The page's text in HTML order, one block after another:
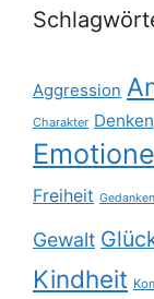
Aggression
Charakter Denken
Freiheit Gedanken
Gewalt
Kindheit